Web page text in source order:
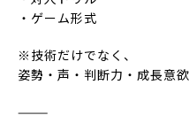
・ゲーム形式
※技術だけでなく、
姿勢・声・判断力・成長意
⸻